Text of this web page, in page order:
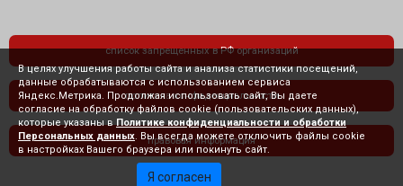
список запрещенных в РФ организаций
политика конфиденциальности
правовая информация
В целях улучшения работы сайта и анализа статистики посещений,
данные обрабатываются с использованием сервиса
Яндекс.Метрика. Продолжая использовать сайт, Вы даете
согласие на обработку файлов cookie (пользовательских данных),
которые указаны в Политике конфиденциальности и обработки
Персональных данных . Вы всегда можете отключить файлы cookie
в настройках Вашего браузера или покинуть сайт.
Я согласен